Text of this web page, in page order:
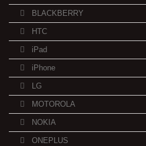
BLACKBERRY
HTC
iPad
iPhone
LG
MOTOROLA
NOKIA
ONEPLUS